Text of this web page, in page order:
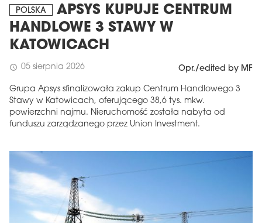
POLSKA
APSYS KUPUJE CENTRUM
HANDLOWE 3 STAWY W
KATOWICACH
schedule 05 sierpnia 2026 Opr./edited by MF
Grupa Apsys sfinalizowała zakup Centrum Handlowego 3
Stawy w Katowicach, oferującego 38,6 tys. mkw.
powierzchni najmu. Nieruchomość została nabyta od
funduszu zarządzanego przez Union Investment.